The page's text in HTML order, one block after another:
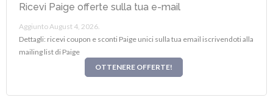
Ricevi Paige offerte sulla tua e-mail
Aggiunto August 4, 2026.
Dettagli: ricevi coupon e sconti Paige unici sulla tua email iscrivendoti alla
mailing list di Paige
OTTENERE OFFERTE!